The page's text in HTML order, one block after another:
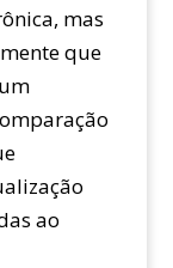
mas
que
ao